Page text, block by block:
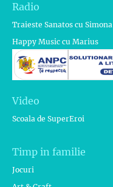
Radio
Traieste Sanatos cu Simona
Happy Music cu Marius
Video
Scoala de SuperEroi
Timp in familie
Jocuri